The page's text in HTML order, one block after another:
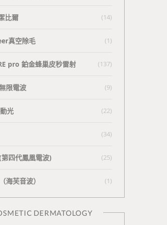
比爾 (14)
真空除毛 (1)
pro 鉑金蜂巢皮秒雷射 (137)
限電波 (9)
光 (22)
(34)
四代鳳凰電波) (25)
海芙⾳波） (1)
DERMATOLOGY